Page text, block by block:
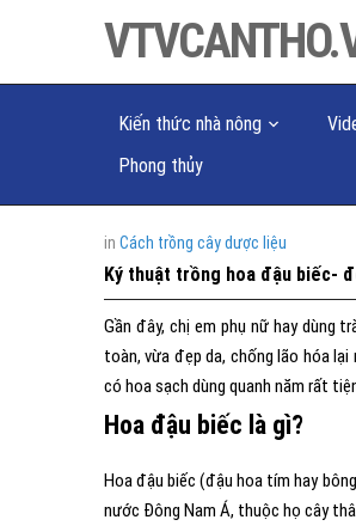
Kiến thức nhà nông
Phong thủy
in Cách trồng cây dược liệu
Ký thuật trồng hoa đậu biếc-
Gần đây, chị em phụ nữ hay dùng
toàn, vừa đẹp da, chống lão hóa
có hoa sạch dùng quanh năm rất
Hoa đậu biếc là gì?
Hoa đậu biếc (đậu hoa tím hay
nước Đông Nam Á, thuộc họ cây